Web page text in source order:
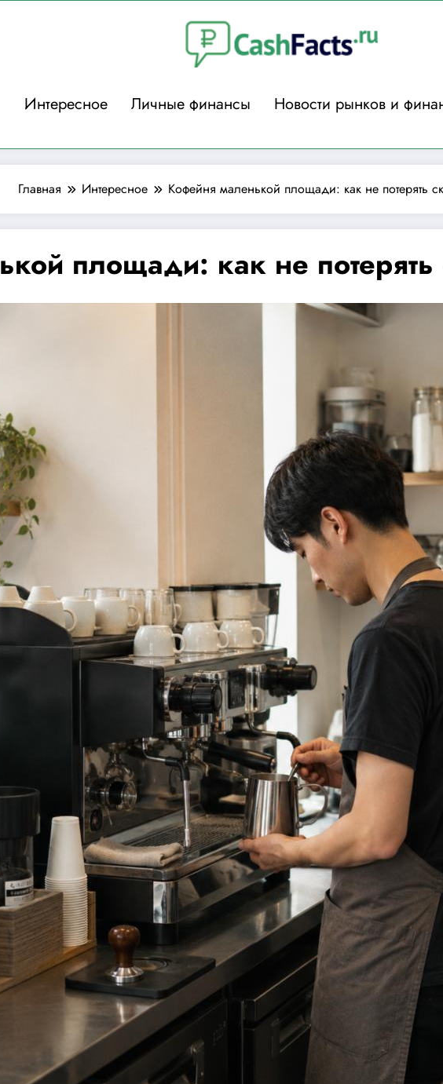
Интересное Личные финансы Новости рынков и
Главная Интересное Кофейня маленькой площади: как не потерять
площади: как не потерять